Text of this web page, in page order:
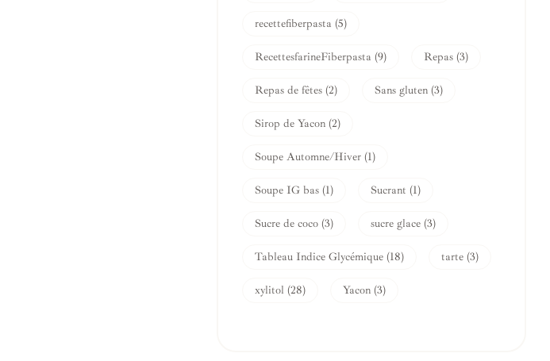
recettefiberpasta (5)
RecettesfarineFiberpasta (9) Repas (3)
Repas de fêtes (2) Sans gluten (3)
Sirop de Yacon (2)
Soupe Automne/Hiver (1)
Soupe IG bas (1) Sucrant (1)
Sucre de coco (3) sucre glace (3)
Tableau Indice Glycémique (18) tarte (3)
xylitol (28) Yacon (3)